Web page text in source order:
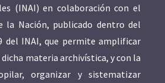
(INAI) en colaboración con el
la Nación, publicado dentro del
del INAI, que permite amplificar
materia archivística, y con la
organizar y sistematizar